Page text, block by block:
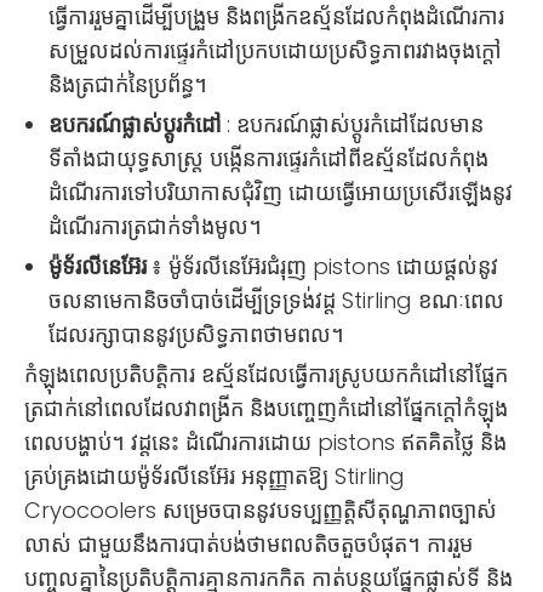
ធ្វើការរួមគ្នាដើម្បីបង្រួម និងពង្រីកឧស្ម័នដែលកំពុងដំណើរការ
សម្រួលដល់ការផ្ទេរកំដៅប្រកបដោយប្រសិទ្ធភាពរវាងចុងក្តៅ
និងត្រជាក់នៃប្រព័ន្ធ។
ឧបករណ៍ផ្លាស់ប្តូរកំដៅ : ឧបករណ៍ផ្លាស់ប្តូរកំដៅដែលមាន
ទីតាំងជាយុទ្ធសាស្ត្រ បង្កើនការផ្ទេរកំដៅពីឧស្ម័នដែលកំពុង
ដំណើរការទៅបរិយាកាសជុំវិញ ដោយធ្វើអោយប្រសើរឡើងនូវ
ដំណើរការត្រជាក់ទាំងមូល។
ម៉ូទ័រលីនេអ៊ែរ៖ ម៉ូទ័រលីនេអ៊ែរជំរុញ pistons ដោយផ្តល់នូវ
ចលនាមេកានិចចាំបាច់ដើម្បីទ្រទ្រង់វដ្ត Stirling ខណៈពេល
ដែលរក្សាបាននូវប្រសិទ្ធភាពថាមពល។
កំឡុងពេលប្រតិបត្តិការ ឧស្ម័នដែលធ្វើការស្រូបយកកំដៅនៅផ្នែក
ត្រជាក់នៅពេលដែលវាពង្រីក និងបញ្ចេញកំដៅនៅផ្នែកក្តៅកំឡុង
ពេលបង្ហាប់។ វដ្តនេះ ដំណើរការដោយ pistons ឥតគិតថ្លៃ និង
គ្រប់គ្រងដោយម៉ូទ័រលីនេអ៊ែរ អនុញ្ញាតឱ្យ Stirling
Cryocoolers សម្រេចបាននូវបទប្បញ្ញត្តិសីតុណ្ហភាពច្បាស់
លាស់ ជាមួយនឹងការបាត់បង់ថាមពលតិចតួចបំផុត។ ការរួម
បញ្ចូលគ្នានៃប្រតិបត្តិការគ្មានការកកិត កាត់បន្ថយផ្នែកផ្លាស់ទី និង